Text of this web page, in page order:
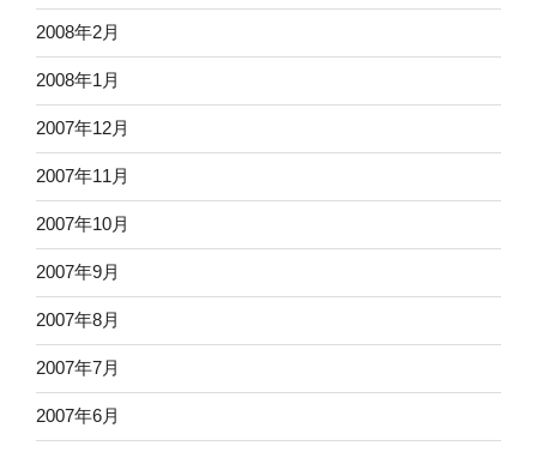
2008年2月
2008年1月
2007年12月
2007年11月
2007年10月
2007年9月
2007年8月
2007年7月
2007年6月